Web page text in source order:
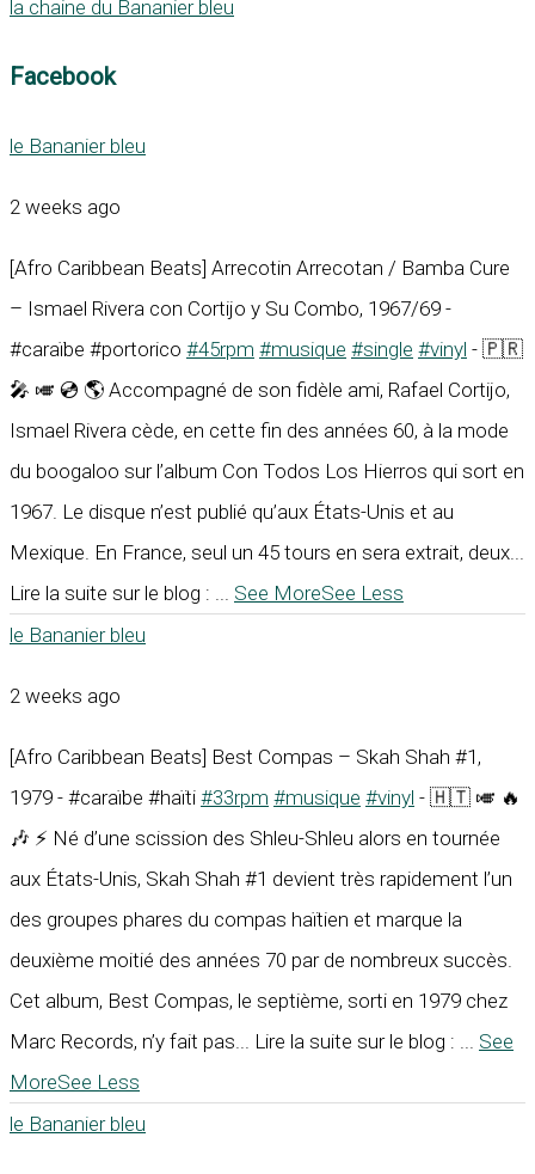
la chaine du Bananier bleu
Facebook
le Bananier bleu
2 weeks ago
[Afro Caribbean Beats] Arrecotin Arrecotan / Bamba Cure
– Ismael Rivera con Cortijo y Su Combo, 1967/69 -
#caraïbe #portorico #45rpm #musique #single #vinyl - 🇵🇷
🎤 🎺 💿 🌎 Accompagné de son fidèle ami, Rafael Cortijo,
Ismael Rivera cède, en cette fin des années 60, à la mode
du boogaloo sur l’album Con Todos Los Hierros qui sort en
1967. Le disque n’est publié qu’aux États-Unis et au
Mexique. En France, seul un 45 tours en sera extrait, deux...
Lire la suite sur le blog : ... See MoreSee Less
le Bananier bleu
2 weeks ago
[Afro Caribbean Beats] Best Compas – Skah Shah #1,
1979 - #caraïbe #haïti #33rpm #musique #vinyl - 🇭🇹 🎺 🔥
🎶 ⚡ Né d’une scission des Shleu-Shleu alors en tournée
aux États-Unis, Skah Shah #1 devient très rapidement l’un
des groupes phares du compas haïtien et marque la
deuxième moitié des années 70 par de nombreux succès.
Cet album, Best Compas, le septième, sorti en 1979 chez
Marc Records, n’y fait pas... Lire la suite sur le blog : ... See
MoreSee Less
le Bananier bleu